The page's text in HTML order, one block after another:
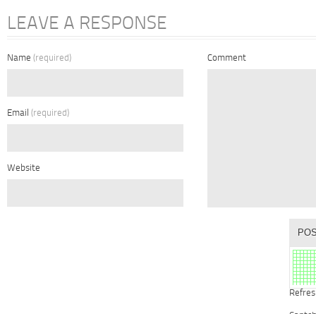
LEAVE A RESPONSE
Name (required)
Email (required)
Website
Comment